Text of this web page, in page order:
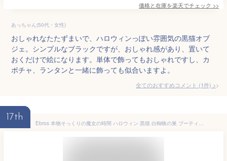
価格と在庫を楽天でチェック >>
あっちゃん(50代・女性)
おしゃれなたたずまいで、ハロウィンっぽい雰囲気の黒猫オブ
ジェ。シンプルなブラックですが、おしゃれ感があり、置いて
おくだけで絵になります。単体で飾ってもおしゃれですし、カ
ボチャ、ランタンと一緒に飾っても似合いますよ。
全てのおすすめコメント (1件) >
17th
Ebros 本物そっくりの魔女の時間 ハロウィン 黒猫 白蜘蛛の巣 ブーティーカップ ペット仲間フィギュア ガラスの目 魔女 ウィッカオカルトネコ猫 子猫 装飾フィギュア